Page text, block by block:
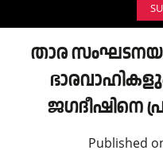
താര
ജഗദീഷിനെ
Published